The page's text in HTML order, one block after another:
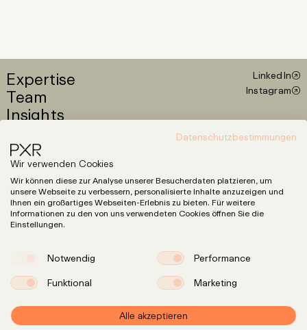
Expertise
Team
Insights
LinkedIn
Instagram
info@pxr.law
PXR Rechtsanwaltsgesellschaft mbH
Berliner Office
Linienstraße 214
Klenzestraße 38
80469 München
+49 (0)89 381 6444 1
Datenschutzbestimmungen
Wir verwenden Cookies
Wir können diese zur Analyse unserer Besucherdaten platzieren, um
unsere Webseite zu verbessern, personalisierte Inhalte anzuzeigen und
Ihnen ein großartiges Webseiten-Erlebnis zu bieten. Für weitere
Informationen zu den von uns verwendeten Cookies öffnen Sie die
Einstellungen.
Notwendig
Performance
Funktional
Marketing
Alle akzeptieren